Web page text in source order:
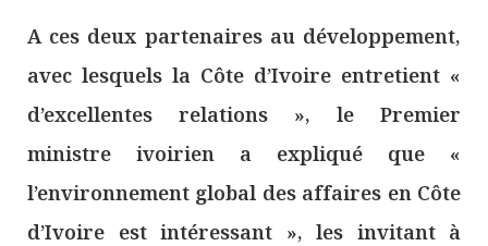
A ces deux partenaires au développement,
avec lesquels la Côte d’Ivoire entretient «
d’excellentes relations », le Premier
ministre ivoirien a expliqué que «
l’environnement global des affaires en Côte
d’Ivoire est intéressant », les invitant à